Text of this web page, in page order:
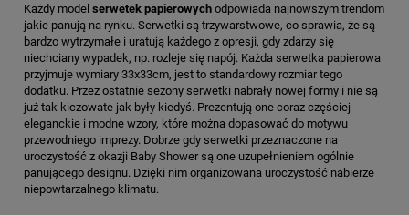
Każdy model serwetek papierowych odpowiada najnowszym trendom
jakie panują na rynku. Serwetki są trzywarstwowe, co sprawia, że są
bardzo wytrzymałe i uratują każdego z opresji, gdy zdarzy się
niechciany wypadek, np. rozleje się napój. Każda serwetka papierowa
przyjmuje wymiary 33x33cm, jest to standardowy rozmiar tego
dodatku. Przez ostatnie sezony serwetki nabrały nowej formy i nie są
już tak kiczowate jak były kiedyś. Prezentują one coraz częściej
eleganckie i modne wzory, które można dopasować do motywu
przewodniego imprezy. Dobrze gdy serwetki przeznaczone na
uroczystość z okazji Baby Shower są one uzupełnieniem ogólnie
panującego designu. Dzięki nim organizowana uroczystość nabierze
niepowtarzalnego klimatu.